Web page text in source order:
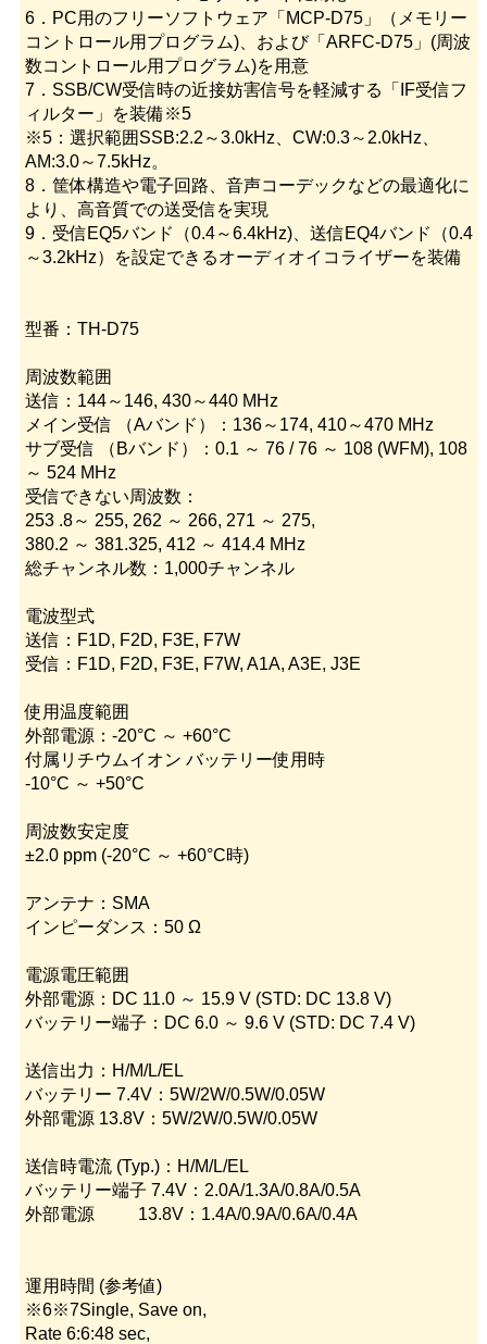
6．PC用のフリーソフトウェア「MCP-D75」（メモリー
コントロール用プログラム)、および「ARFC-D75」(周波
数コントロール用プログラム)を用意
7．SSB/CW受信時の近接妨害信号を軽減する「IF受信フ
ィルター」を装備※5
※5：選択範囲SSB:2.2～3.0kHz、CW:0.3～2.0kHz、
AM:3.0～7.5kHz。
8．筐体構造や電子回路、音声コーデックなどの最適化に
より、高音質での送受信を実現
9．受信EQ5バンド（0.4～6.4kHz)、送信EQ4バンド（0.4
～3.2kHz）を設定できるオーディオイコライザーを装備
型番：TH-D75
周波数範囲
送信：144～146, 430～440 MHz
メイン受信 （Aバンド）：136～174, 410～470 MHz
サブ受信 （Bバンド）：0.1 ～ 76 / 76 ～ 108 (WFM), 108
～ 524 MHz
受信できない周波数：
253 .8～ 255, 262 ～ 266, 271 ～ 275,
380.2 ～ 381.325, 412 ～ 414.4 MHz
総チャンネル数：1,000チャンネル
電波型式
送信：F1D, F2D, F3E, F7W
受信：F1D, F2D, F3E, F7W, A1A, A3E, J3E
使用温度範囲
外部電源：-20°C ～ +60°C
付属リチウムイオン バッテリー使用時
-10°C ～ +50°C
周波数安定度
±2.0 ppm (-20°C ～ +60°C時)
アンテナ：SMA
インピーダンス：50 Ω
電源電圧範囲
外部電源：DC 11.0 ～ 15.9 V (STD: DC 13.8 V)
バッテリー端子：DC 6.0 ～ 9.6 V (STD: DC 7.4 V)
送信出力：H/M/L/EL
バッテリー 7.4V：5W/2W/0.5W/0.05W
外部電源 13.8V：5W/2W/0.5W/0.05W
送信時電流 (Typ.)：H/M/L/EL
バッテリー端子 7.4V：2.0A/1.3A/0.8A/0.5A
外部電源 13.8V：1.4A/0.9A/0.6A/0.4A
運用時間 (参考値)
※6※7Single, Save on,
Rate 6:6:48 sec,